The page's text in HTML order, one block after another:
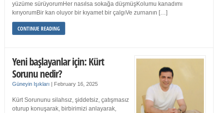
yüzüme sürüyorumHer nasılsa sokağa düşmüşKolumu kanadımı
kırıyorumBir kan oluyor bir kıyamet bir çalgıVe zurnanın […]
CONTINUE READING
Yeni başlayanlar için: Kürt
Sorunu nedir?
Güneyin Işıkları | February 16, 2025
Kürt Sorununu silahsız, şiddetsiz, çatışmasız
oturup konuşarak, birbirimizi anlayarak,